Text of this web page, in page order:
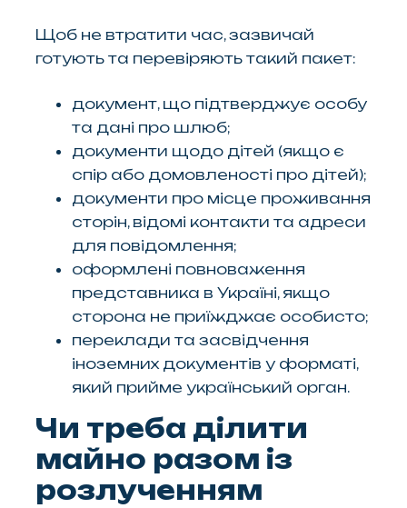
Щоб не втратити час, зазвичай
готують та перевіряють такий пакет:
документ, що підтверджує особу
та дані про шлюб;
документи щодо дітей (якщо є
спір або домовленості про дітей);
документи про місце проживання
сторін, відомі контакти та адреси
для повідомлення;
оформлені повноваження
представника в Україні, якщо
сторона не приїжджає особисто;
переклади та засвідчення
іноземних документів у форматі,
який прийме український орган.
Чи треба ділити
майно разом із
розлученням